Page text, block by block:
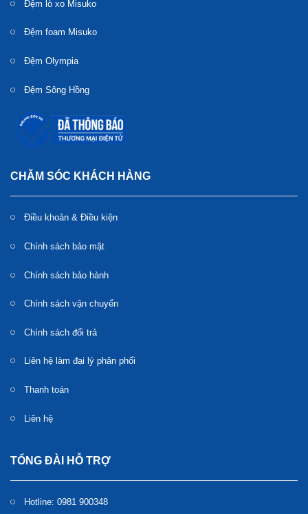
Đệm lò xo Misuko
Đệm foam Misuko
Đệm Olympia
Đệm Sông Hồng
CHĂM SÓC KHÁCH HÀNG
Điều khoản & Điều kiện
Chính sách bảo mật
Chính sách bảo hành
Chính sách vận chuyển
Chính sách đổi trả
Liên hệ làm đại lý phân phối
Thanh toán
Liên hệ
TỔNG ĐÀI HỖ TRỢ
Hotline: 0981 900348